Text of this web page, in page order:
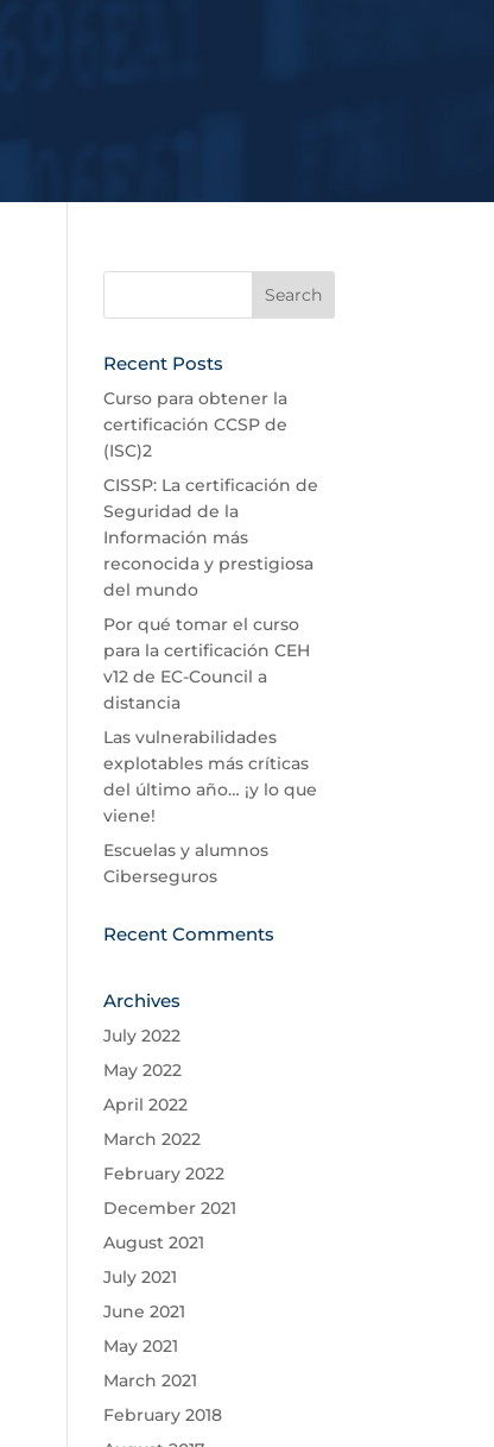
Recent Posts
Curso para obtener la
certificación CCSP de
(ISC)2
CISSP: La certificación de
Seguridad de la
Información más
reconocida y prestigiosa
del mundo
Por qué tomar el curso
para la certificación CEH
v12 de EC-Council a
distancia
Las vulnerabilidades
explotables más críticas
del último año… ¡y lo que
viene!
Escuelas y alumnos
Ciberseguros
Recent Comments
Archives
July 2022
May 2022
April 2022
March 2022
February 2022
December 2021
August 2021
July 2021
June 2021
May 2021
March 2021
February 2018